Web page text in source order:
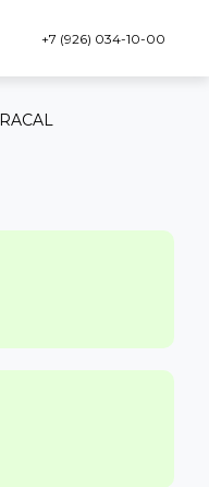
+7 (926) 034-10-00